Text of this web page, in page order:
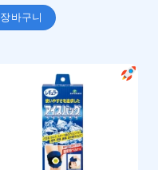
장바구니